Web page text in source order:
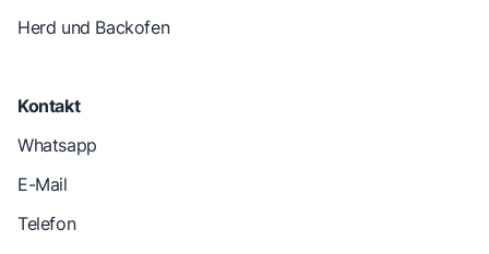
Herd und Backofen
Kontakt
Whatsapp
E-Mail
Telefon